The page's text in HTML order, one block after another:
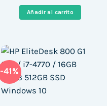
era:
590,00 €.
es:
255,55
Añadir al carrito
-41%